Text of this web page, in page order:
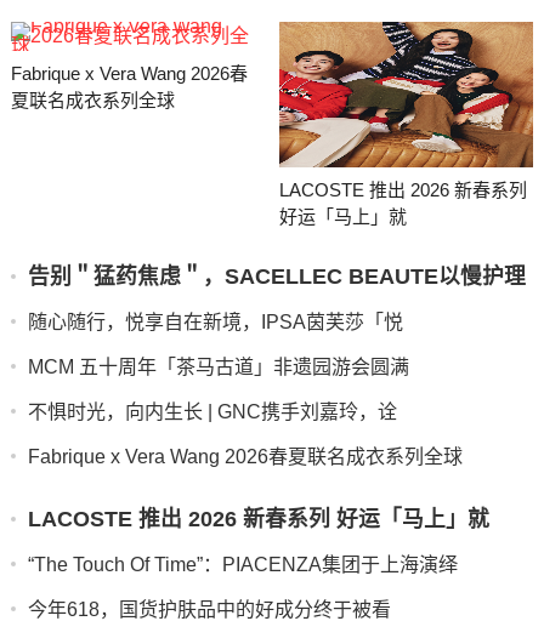
Fabrique x Vera Wang 2026春
夏联名成衣系列全球
LACOSTE 推出 2026 新春系列
好运「马上」就
告别＂猛药焦虑＂，SACELLEC BEAUTE以慢护理
随心随行，悦享自在新境，IPSA茵芙莎「悦
MCM 五十周年「茶马古道」非遗园游会圆满
不惧时光，向内生长 | GNC携手刘嘉玲，诠
Fabrique x Vera Wang 2026春夏联名成衣系列全球
LACOSTE 推出 2026 新春系列 好运「马上」就
“The Touch Of Time”：PIACENZA集团于上海演绎
今年618，国货护肤品中的好成分终于被看